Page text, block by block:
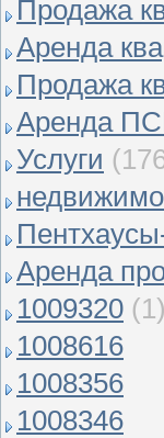
Продажа
Аренда
Продажа
Аренда
Услуги
Аренда
1009320 (1)
1008616
1008356
1008346